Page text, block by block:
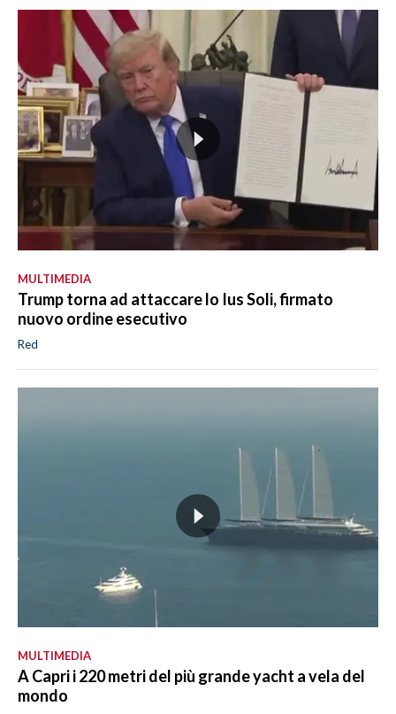
MULTIMEDIA
Trump torna ad attaccare lo Ius Soli, firmato
nuovo ordine esecutivo
Red
MULTIMEDIA
A Capri i 220 metri del più grande yacht a vela del
mondo